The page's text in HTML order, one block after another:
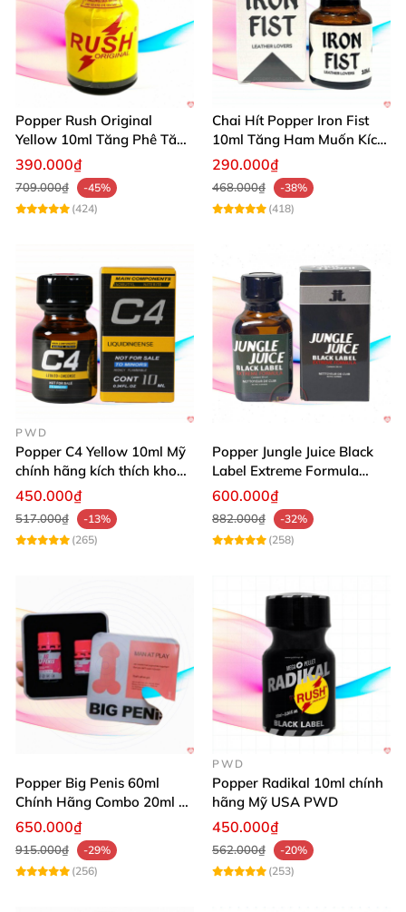
Popper Rush Original
Yellow 10ml Tăng Phê Tăng
Kích Thích
390.000₫
709.000₫
-45%
(424)
Chai Hít Popper Iron Fist
10ml Tăng Ham Muốn Kích
Thích Mạnh
290.000₫
468.000₫
-38%
(418)
PWD
Popper C4 Yellow 10ml Mỹ
chính hãng kích thích khoái
cảm
450.000₫
517.000₫
-13%
(265)
Popper Jungle Juice Black
Label Extreme Formula
30ml
600.000₫
882.000₫
-32%
(258)
Popper Big Penis 60ml
Chính Hãng Combo 20ml +
40ml Tăng Khoái Cảm Cho
Top & Bot
650.000₫
915.000₫
-29%
(256)
PWD
Popper Radikal 10ml chính
hãng Mỹ USA PWD
450.000₫
562.000₫
-20%
(253)